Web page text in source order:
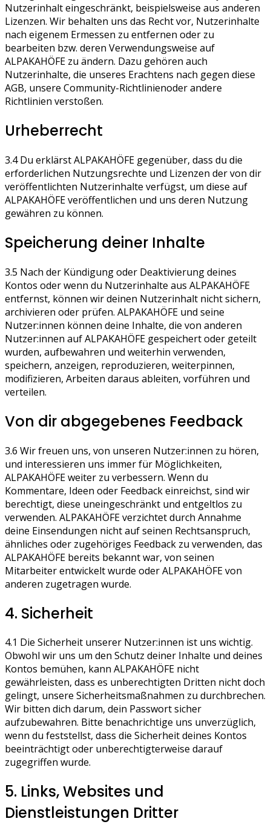
Nutzerinhalt eingeschränkt, beispielsweise aus anderen
Lizenzen. Wir behalten uns das Recht vor, Nutzerinhalte
nach eigenem Ermessen zu entfernen oder zu
bearbeiten bzw. deren Verwendungsweise auf
ALPAKAHÖFE zu ändern. Dazu gehören auch
Nutzerinhalte, die unseres Erachtens nach gegen diese
AGB, unsere Community-Richtlinienoder andere
Richtlinien verstoßen.
Urheberrecht
3.4 Du erklärst ALPAKAHÖFE gegenüber, dass du die
erforderlichen Nutzungsrechte und Lizenzen der von dir
veröffentlichten Nutzerinhalte verfügst, um diese auf
ALPAKAHÖFE veröffentlichen und uns deren Nutzung
gewähren zu können.
Speicherung deiner Inhalte
3.5 Nach der Kündigung oder Deaktivierung deines
Kontos oder wenn du Nutzerinhalte aus ALPAKAHÖFE
entfernst, können wir deinen Nutzerinhalt nicht sichern,
archivieren oder prüfen. ALPAKAHÖFE und seine
Nutzer:innen können deine Inhalte, die von anderen
Nutzer:innen auf ALPAKAHÖFE gespeichert oder geteilt
wurden, aufbewahren und weiterhin verwenden,
speichern, anzeigen, reproduzieren, weiterpinnen,
modifizieren, Arbeiten daraus ableiten, vorführen und
verteilen.
Von dir abgegebenes Feedback
3.6 Wir freuen uns, von unseren Nutzer:innen zu hören,
und interessieren uns immer für Möglichkeiten,
ALPAKAHÖFE weiter zu verbessern. Wenn du
Kommentare, Ideen oder Feedback einreichst, sind wir
berechtigt, diese uneingeschränkt und entgeltlos zu
verwenden. ALPAKAHÖFE verzichtet durch Annahme
deine Einsendungen nicht auf seinen Rechtsanspruch,
ähnliches oder zugehöriges Feedback zu verwenden, das
ALPAKAHÖFE bereits bekannt war, von seinen
Mitarbeiter entwickelt wurde oder ALPAKAHÖFE von
anderen zugetragen wurde.
4. Sicherheit
4.1 Die Sicherheit unserer Nutzer:innen ist uns wichtig.
Obwohl wir uns um den Schutz deiner Inhalte und deines
Kontos bemühen, kann ALPAKAHÖFE nicht
gewährleisten, dass es unberechtigten Dritten nicht doch
gelingt, unsere Sicherheitsmaßnahmen zu durchbrechen.
Wir bitten dich darum, dein Passwort sicher
aufzubewahren. Bitte benachrichtige uns unverzüglich,
wenn du feststellst, dass die Sicherheit deines Kontos
beeinträchtigt oder unberechtigterweise darauf
zugegriffen wurde.
5. Links, Websites und
Dienstleistungen Dritter